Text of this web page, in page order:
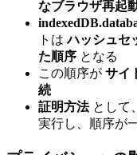
なブラウザ再起
トはハッシュセ
た順序 となる
この順序が サイ
続
証明方法として
実行し、順序が